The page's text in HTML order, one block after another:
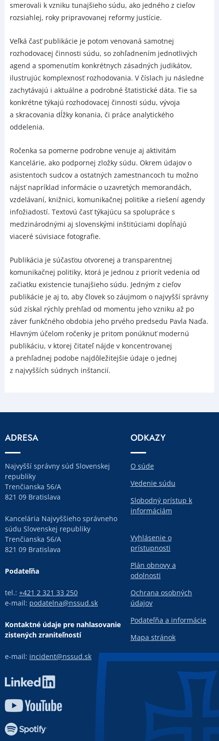
smerovali k vzniku tunajšieho súdu, ako jedného z cieľov
rozsiahlej, roky pripravovanej reformy justície.
Veľká časť publikácie je potom venovaná samotnej
rozhodovacej činnosti súdu, so zohľadnením jednotlivých
agend a spomenutím konkrétnych zásadných judikátov,
ilustrujúc komplexnosť rozhodovania. V číslach ju následne
zachytávajú i aktuálne a podrobné štatistické dáta. Tie sa
konkrétne týkajú rozhodovacej činnosti súdu, vývoja
a skracovania dĺžky konania, či práce analytického
oddelenia.
Ročenka sa pomerne podrobne venuje aj aktivitám
Kancelárie, ako podpornej zložky súdu. Okrem údajov o
asistentoch sudcov a ostatných zamestnancoch tu možno
nájsť napríklad informácie o uzavretých memorandách,
vzdelávaní, knižnici, komunikačnej politike a riešení agendy
infožiadostí. Textovú časť týkajúcu sa spolupráce s
medzinárodnými aj slovenskými inštitúciami dopĺňajú
viaceré súvisiace fotografie.
Publikácia je súčasťou otvorenej a transparentnej
komunikačnej politiky, ktorá je jednou z priorít vedenia od
začiatku existencie tunajšieho súdu. Jedným z cieľov
publikácie je aj to, aby človek so záujmom o najvyšší správny
súd získal rýchly prehľad od momentu jeho vzniku až po
záver funkčného obdobia jeho prvého predsedu Pavla Naďa.
Hlavným účelom ročenky je pritom ponúknuť modernú
publikáciu, v ktorej čitateľ nájde v koncentrovanej
a prehľadnej podobe najdôležitejšie údaje o jednej
z najvyšších súdnych inštancií.
ADRESA
Najvyšší správny súd Slovenskej
republiky
Trenčianska 56/A
821 09 Bratislava
Kancelária Najvyššieho správneho
súdu Slovenskej republiky
Trenčianska 56/A
821 09 Bratislava
Podateľňa
tel.: +421 2 321 33 250
e-mail: podatelna@nssud.sk
Kontaktné údaje pre nahlasovanie
zistených zraniteľností
e-mail: incident@nssud.sk
ODKAZY
O súde
Vedenie súdu
Slobodný prístup k
informáciám
Vyhlásenie o
prístupnosti
Plán obnovy a
odolnosti
Ochrana osobných
údajov
Podateľňa a informácie
Mapa stránok